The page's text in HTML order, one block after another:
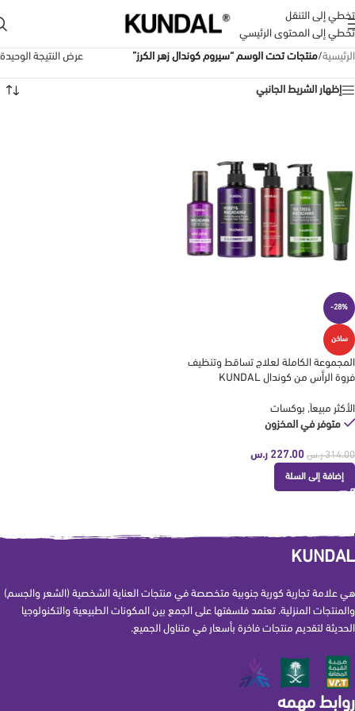
تخطي إلى التنقل
تخطي إلى المحتوى الرئيسي
الرئيسية/منتجات تحت الوسم “سيروم كوندال زهر الكرز” عرض النتيجة الوحيدة
إظهار الشريط الجانبي
-28%
ساخن
المجموعة الكاملة لعلاج تساقط وتنظيف
فروة الرأس من كوندال KUNDAL
الأكثر مبيعاَ, بوكسات
متوفر في المخزون
314.00 ر.س 227.00 ر.س
إضافة إلى السلة
KUNDAL
هي علامة تجارية كورية جنوبية متخصصة في منتجات العناية الشخصية (الشعر والجسم)
والمنتجات المنزلية. تعتمد فلسفتها على الجمع بين المكونات الطبيعية والتكنولوجيا
الحديثة لتقديم منتجات فاخرة بأسعار في متناول الجميع.
روابط مهمه